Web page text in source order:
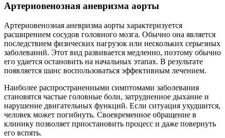
Артериовенозная аневризма аорты
Артериовенозная аневризма аорты характеризуется
расширением сосудов головного мозга. Обычно она является
последствием физических нагрузок или нескольких серьезных
заболеваний. Этот вид развивается медленно, поэтому обычно
его удается остановить на начальных этапах. В результате
появляется шанс воспользоваться эффективным лечением.
Наиболее распространенными симптомами заболевания
становятся частые головные боли, затрудненное дыхание и
нарушение двигательных функций. Если ситуация ухудшится,
человек может погибнуть. Своевременное обращение в
клинику позволяет приостановить процесс и даже повернуть
его вспять.